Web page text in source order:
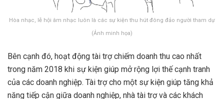
Hòa nhạc, lễ hội âm nhạc luôn là các sự kiện thu hút đông đảo người tham dự
(Ảnh minh họa)
Bên cạnh đó, hoạt động tài trợ chiếm doanh thu cao nhất
trong năm 2018 khi sự kiện giúp mở rộng lợi thế cạnh tranh
của các doanh nghiệp. Tài trợ cho một sự kiện giúp tăng khả
năng tiếp cận giữa doanh nghiệp, nhà tài trợ và các khách